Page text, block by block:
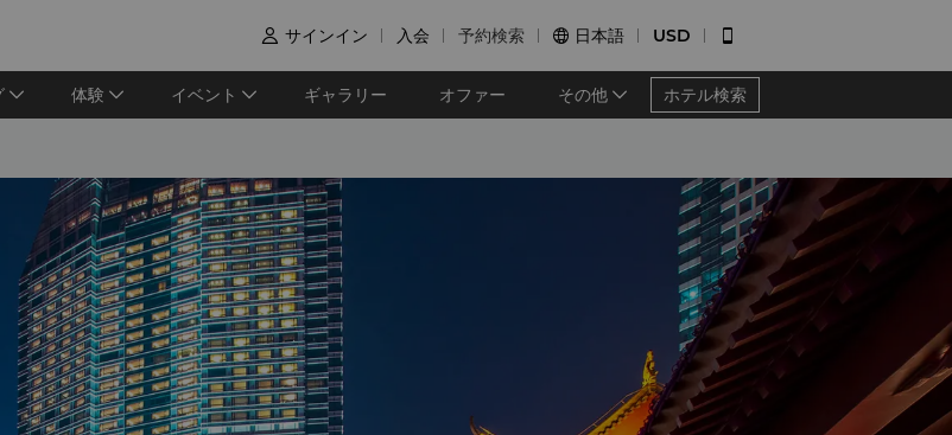
 サインイン 入会 予約検索  日本語 USD 
体験 イベント ギャラリー オファー その他 ホテル検索